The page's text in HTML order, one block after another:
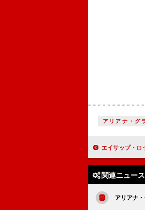
アリアナ・グ
エイサップ・ロッキー、ティム
関連ニュース
アリアナ